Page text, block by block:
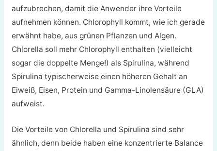
aufzubrechen, damit die Anwender ihre Vorteile
aufnehmen können. Chlorophyll kommt, wie ich gerade
erwähnt habe, aus grünen Pflanzen und Algen.
Chlorella soll mehr Chlorophyll enthalten (vielleicht
sogar die doppelte Menge!) als Spirulina, während
Spirulina typischerweise einen höheren Gehalt an
Eiweiß, Eisen, Protein und Gamma-Linolensäure (GLA)
aufweist.
Die Vorteile von Chlorella und Spirulina sind sehr
ähnlich, denn beide haben eine konzentrierte Balance